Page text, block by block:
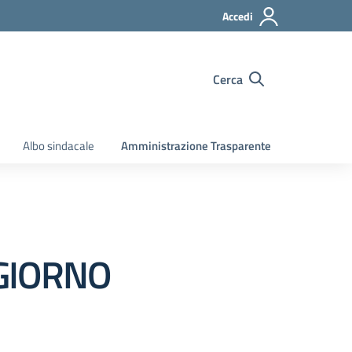
Accedi
Cerca
Albo sindacale Amministrazione Trasparente